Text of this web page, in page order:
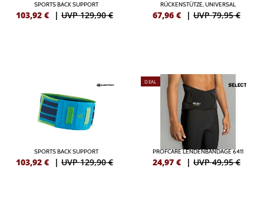
SPORTS BACK SUPPORT
103,92 € | UVP 129,90 €
RÜCKENSTÜTZE, UNIVERSAL
67,96 € | UVP 79,95 €
SPORTS BACK SUPPORT
103,92 € | UVP 129,90 €
DEAL
PROFCARE LENDENBANDAGE 6411
24,97 € | UVP 49,95 €